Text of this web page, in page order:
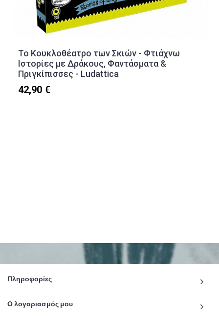
Το Κουκλοθέατρο των Σκιών - Φτιάχνω
Ιστορίες με Δράκους, Φαντάσματα &
Πριγκίπισσες - Ludattica
42,90 €
Πληροφορίες
Ο λογαριασμός μου